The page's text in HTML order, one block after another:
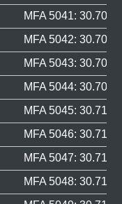
MFA 5041:
MFA 5042:
MFA 5043:
MFA 5044:
MFA 5045:
MFA 5046:
MFA 5047:
MFA 5048: